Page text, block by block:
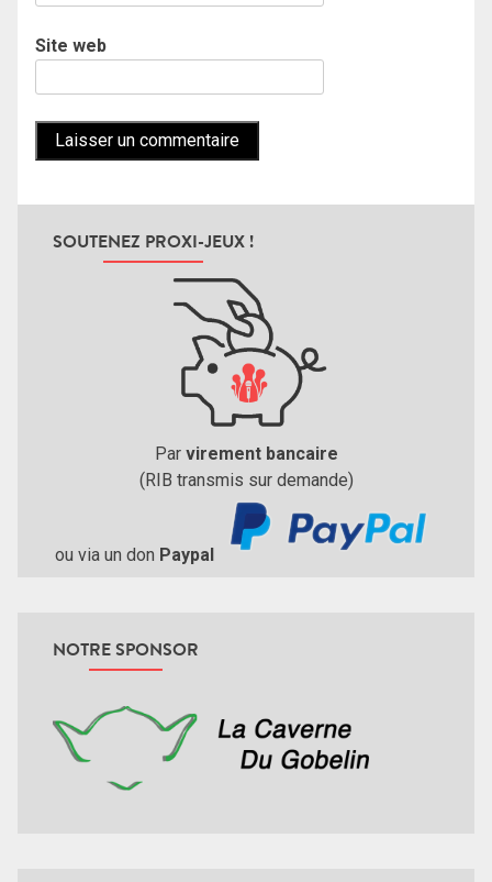
Site web
SOUTENEZ PROXI-JEUX !
Par virement bancaire
(RIB transmis sur demande)
ou via un don Paypal
NOTRE SPONSOR